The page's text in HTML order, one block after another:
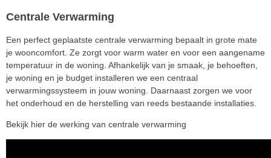
Centrale Verwarming
Een perfect geplaatste centrale verwarming bepaalt in grote mate
je wooncomfort. Ze zorgt voor warm water en voor een aangename
temperatuur in de woning. Afhankelijk van je smaak, je behoeften,
je woning en je budget installeren we een centraal
verwarmingssysteem in jouw woning. Daarnaast zorgen we voor
het onderhoud en de herstelling van reeds bestaande installaties.
Bekijk hier de werking van centrale verwarming